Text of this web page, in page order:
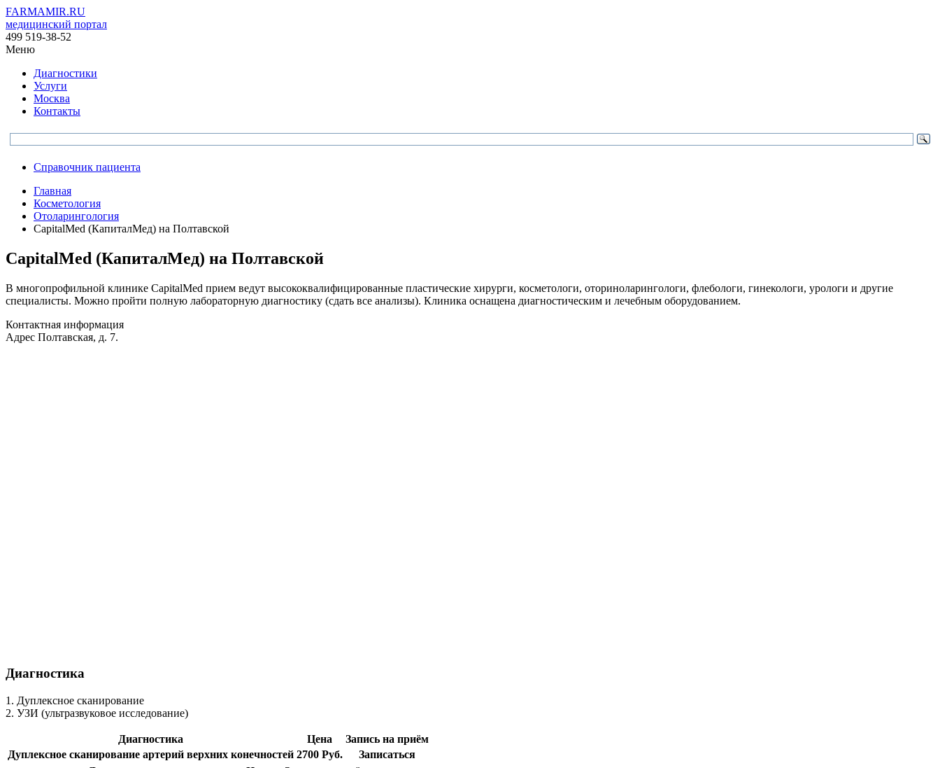
FARMAMIR.RU
медицинский портал
499 519-38-52
Меню
Диагностики
Услуги
Москва
Контакты
Справочник пациента
Главная
Косметология
Отоларингология
CapitalMed (КапиталМед) на Полтавской
CapitalMed (КапиталМед) на Полтавской
В многопрофильной клинике CapitalMed прием ведут высококвалифицированные пластические хирурги, косметологи, оториноларингологи, флебологи, гинекологи, урологи и другие
специалисты. Можно пройти полную лабораторную диагностику (сдать все анализы). Клиника оснащена диагностическим и лечебным оборудованием.
Контактная информация
Адрес Полтавская, д. 7.
Диагностика
1. Дуплексное сканирование
2. УЗИ (ультразвуковое исследование)
Диагностика Цена
Запись на приём
Дуплексное сканирование артерий верхних конечностей 2700 Руб.
Записаться